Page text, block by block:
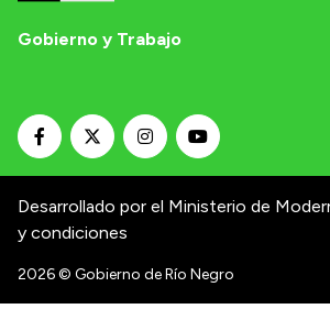
Gobierno y Trabajo
Desarrollado por el Ministerio de
y condiciones
2026© Gobierno de Río Negro